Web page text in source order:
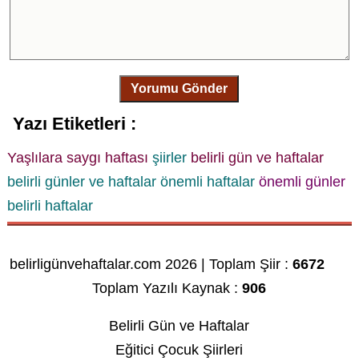
Yorumu Gönder
Yazı Etiketleri :
Yaşlılara saygı haftası şiirler belirli gün ve haftalar
belirli günler ve haftalar önemli haftalar önemli günler
belirli haftalar
belirligünvehaftalar.com 2026 | Toplam Şiir :6672
Toplam Yazılı Kaynak :906
Belirli Gün ve Haftalar
Eğitici Çocuk Şiirleri